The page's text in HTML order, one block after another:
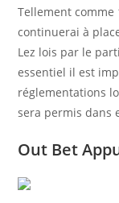
Tellement comme
continuerai à
Lez lois par le
essentiel il est
réglementations
sera permis dans
Out Bet